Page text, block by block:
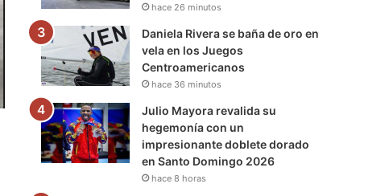
hace 26 minutos
Daniela Rivera se baña de oro en
vela en los Juegos
Centroamericanos
hace 36 minutos
Julio Mayora revalida su
hegemonía con un
impresionante doblete dorado
en Santo Domingo 2026
hace 8 horas